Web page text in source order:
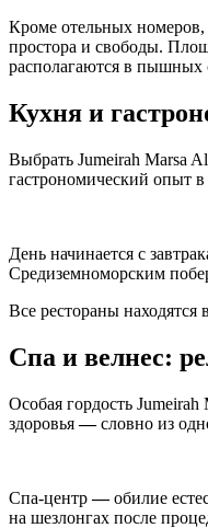
Кроме отельных номеров,
простора и свободы.
располагаются в пышных
Кухня и
Выбрать Jumeirah Marsa
гастрономический опыт
День начинается с
Средиземноморским
Все рестораны
Спа и велнес:
Особая гордость
здоровья—словно из
Спа-центр—обилие
на шезлонгах после